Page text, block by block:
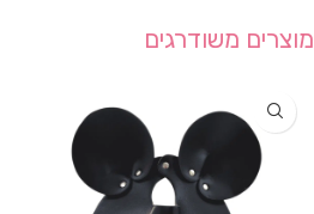
מוצרים משודרגים